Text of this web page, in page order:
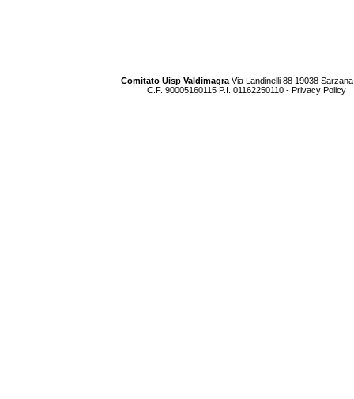
Comitato Uisp Valdimagra Via Landinelli 88 19038
C.F. 90005160115 P.I. 01162250110 - Privacy Policy